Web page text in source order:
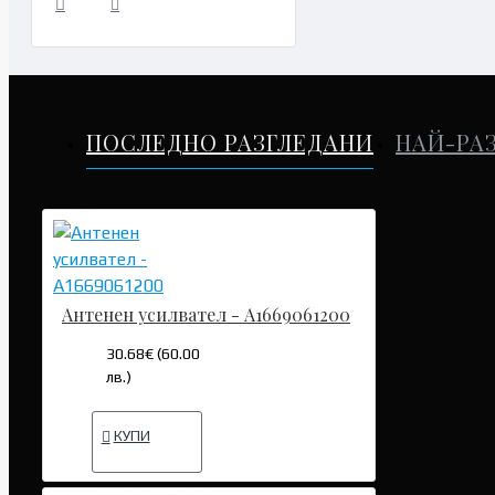
ПОСЛЕДНО РАЗГЛЕДАНИ НАЙ-
Антенен усилвател - A1669061200
30.68€ (60.00
лв.)
КУПИ